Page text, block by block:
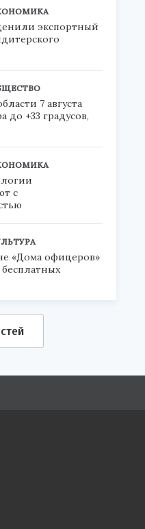
экспортный
7 августа
до +33 градусов,
с
«Дома офицеров»